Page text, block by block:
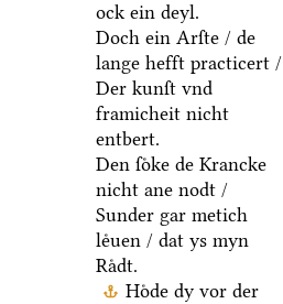
ock ein deyl.
Doch ein Arſte / de
lange hefft practicert /
Der kunſt vnd
framicheit nicht
entbert.
Den ſoͤke de Krancke
nicht ane nodt /
Sunder gar metich
leͤuen / dat ys myn
Raͤdt.
Hoͤde dy vor der